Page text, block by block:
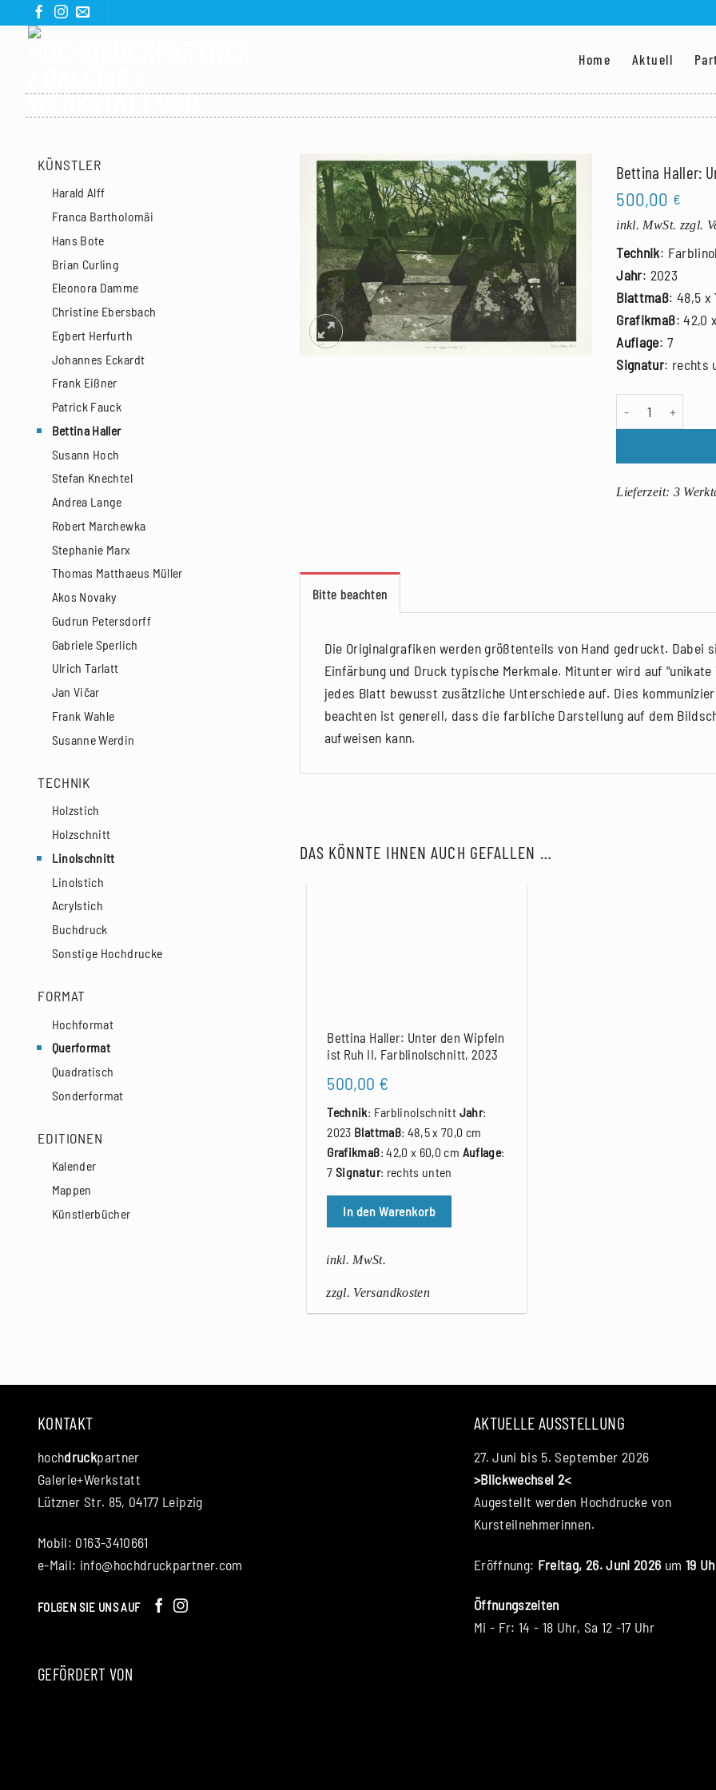
Inhalt
Home Aktuell
KÜNSTLER
Harald Alff
Franca Bartholomäi
Hans Bote
Brian Curling
Eleonora Damme
Christine Ebersbach
Egbert Herfurth
Johannes Eckardt
Frank Eißner
Patrick Fauck
Bettina Haller
Susann Hoch
Stefan Knechtel
Andrea Lange
Robert Marchewka
Stephanie Marx
Thomas Matthaeus Müller
Akos Novaky
Gudrun Petersdorff
Gabriele Sperlich
Ulrich Tarlatt
Jan Vičar
Frank Wahle
Susanne Werdin
TECHNIK
Holzstich
Holzschnitt
Linolschnitt
Linolstich
Acrylstich
Buchdruck
Sonstige Hochdrucke
FORMAT
Hochformat
Querformat
Quadratisch
Sonderformat
EDITIONEN
Kalender
Mappen
Künstlerbücher
Bettina Haller:
500,00 €
inkl. MwSt. zzgl.
Technik:
Jahr: 2023
Blattmaß: 48,5 x
Grafikmaß: 42,0
Auflage: 7
Signatur: rechts
Lieferzeit: 3
Bitte beachten
Die Originalgrafiken werden größtenteils von Hand gedruckt.
Einfärbung und Druck typische Merkmale. Mitunter wird auf
jedes Blatt bewusst zusätzliche Unterschiede auf. Dies
beachten ist generell, dass die farbliche Darstellung auf dem
aufweisen kann.
DAS KÖNNTE IHNEN AUCH GEFALLEN …
Bettina Haller: Unter den Wipfeln
ist Ruh II, Farblinolschnitt, 2023
500,00 €
Technik: Farblinolschnitt Jahr:
2023 Blattmaß: 48,5 x 70,0 cm
Grafikmaß: 42,0 x 60,0 cm Auflage:
7Signatur: rechts unten
In den Warenkorb
inkl. MwSt.
zzgl. Versandkosten
KONTAKT
hochdruckpartner
Galerie+Werkstatt
Lützner Str. 85, 04177 Leipzig
Mobil: 0163-3410661
e-Mail: info@hochdruckpartner.com
FOLGEN SIE UNS AUF
GEFÖRDERT VON
AKTUELLE AUSSTELLUNG
27. Juni bis 5. September 2026
>Blickwechsel 2<
Augestellt werden Hochdrucke von
Kursteilnehmerinnen.
Eröffnung: Freitag, 26. Juni 2026 um 19
Öffnungszeiten
Mi - Fr: 14 - 18 Uhr, Sa 12 -17 Uhr